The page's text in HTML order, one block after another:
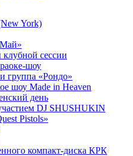
York)
сессии
шоу
группа «Рондо»
шоу Made in Heaven
день
DJ SHUSHUKIN
Pistols»
компакт-диска КРК